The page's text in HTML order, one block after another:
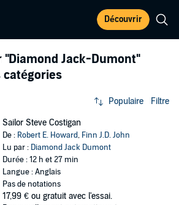
Découvrir
"Diamond Jack-Dumont"
catégories
Populaire Filtre
Sailor Steve Costigan
De : Robert E. Howard, Finn J.D. John
Lu par : Diamond Jack Dumont
Durée : 12 h et 27 min
Langue : Anglais
Pas de notations
17,99 € ou gratuit avec l'essai.